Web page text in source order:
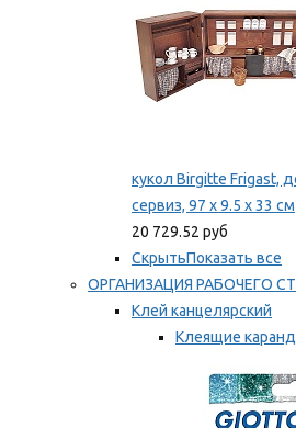
кукол Birgitte Frigast,
сервиз, 97 x 9.5 x 33 см
20 729.52 руб
СкрытьПоказать все
ОРГАНИЗАЦИЯ РАБОЧЕГО
Клей канцелярский
Клеящие
Мы рекомендуем